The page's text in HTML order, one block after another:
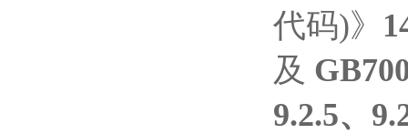
代码)》
及
9.2.5、